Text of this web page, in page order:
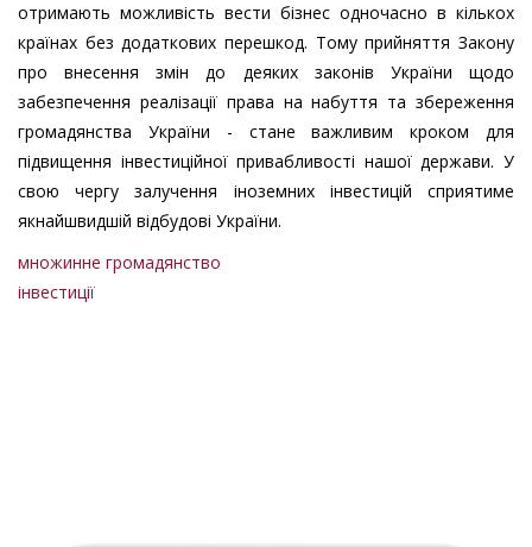
отримають можливість вести бізнес одночасно в кількох
країнах без додаткових перешкод. Тому прийняття Закону
про внесення змін до деяких законів України щодо
забезпечення реалізації права на набуття та збереження
громадянства України - стане важливим кроком для
підвищення інвестиційної привабливості нашої держави. У
свою чергу залучення іноземних інвестицій сприятиме
якнайшвидшій відбудові України.
множинне громадянство
інвестиції